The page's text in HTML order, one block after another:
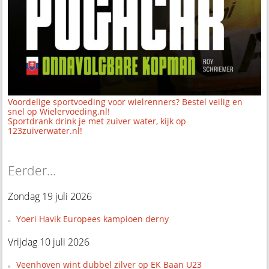
Voordelige sportvoeding voor wielrenners? Bestel veilig en
snel op Wielervoeding.nl!
Sportdrank drink je met zuiver water, kijk op
123zuiverwater.nl!
Eerder...
Zondag 19 juli 2026
Yoeri Havik Europees kampioen derny
Vrijdag 10 juli 2026
Veenhoven wint dubbel zilver op EK Baan U23